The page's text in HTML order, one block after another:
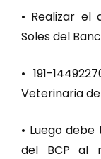
• Realizar el
Soles del
• 191-
Veterinaria
• Luego
del BCP al